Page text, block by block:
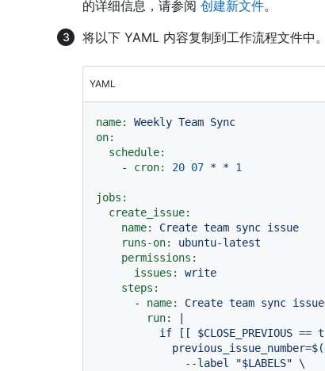
的详细信息，请参阅 创建新文件。
将以下 YAML 内容复制到工作流程文件中。
YAML
name: Weekly Team Sync
on:
schedule:
-
cron: 20 07 * * 1
jobs:
create_issue:
name:
Create team sync issue
runs-on:
ubuntu-latest
permissions:
issues:
write
steps:
-
name: Create team sync issue
run: